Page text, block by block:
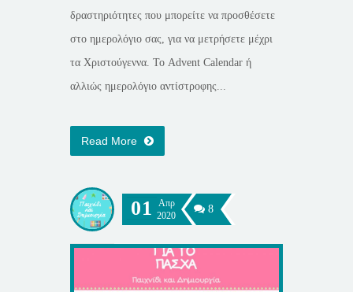
δραστηριότητες που μπορείτε να προσθέσετε
στο ημερολόγιο σας, για να μετρήσετε μέχρι
τα Χριστούγεννα. Το Advent Calendar ή
αλλιώς ημερολόγιο αντίστροφης...
Read More
01
Απρ
2020
8